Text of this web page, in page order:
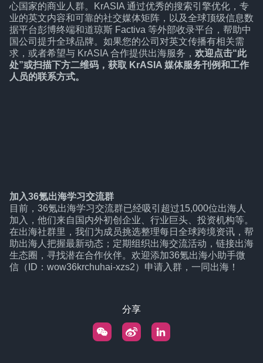
心国家的商业人群。KrASIA 通过优秀的搜索引擎优化，专
业的英文内容和可靠的社交媒体矩阵，以及全球顶级信息数
据平台彭博终端和道琼斯 Factiva 等外部收录平台，帮助中
国公司提升全球品牌。如果您的公司对英文传播有相关需
求，或者希望与 KrASIA 合作提供出海服务， 欢迎点击“此
处”或扫描下方二维码，获取 KrASIA 媒体服务刊例和工作
人员的联系方式。
加入36氪出海学习交流群
目前，36氪出海学习交流群已经吸引超过15,000位出海人
加入，他们来自国内外初创企业、行业巨头、投资机构等。
在出海社群里，我们为成员挑选整理每日全球跨境资讯，帮
助出海人把握最新动态；定期组织出海交流活动，链接出海
生态圈，寻找潜在合作伙伴。欢迎添加36氪出海小助手微
信（ID：wow36krchuhai-xzs2）申请入群，一同出海！
分享